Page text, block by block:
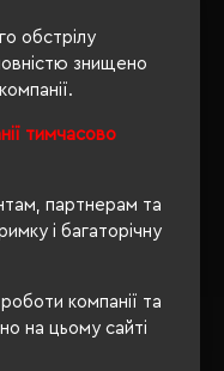
обстрілу
знищено
тимчасово
партнерам та
і багаторічну
компанії та
на цьому сайті
в
набором параметрів,
3.
із задоволенням
оптимальний